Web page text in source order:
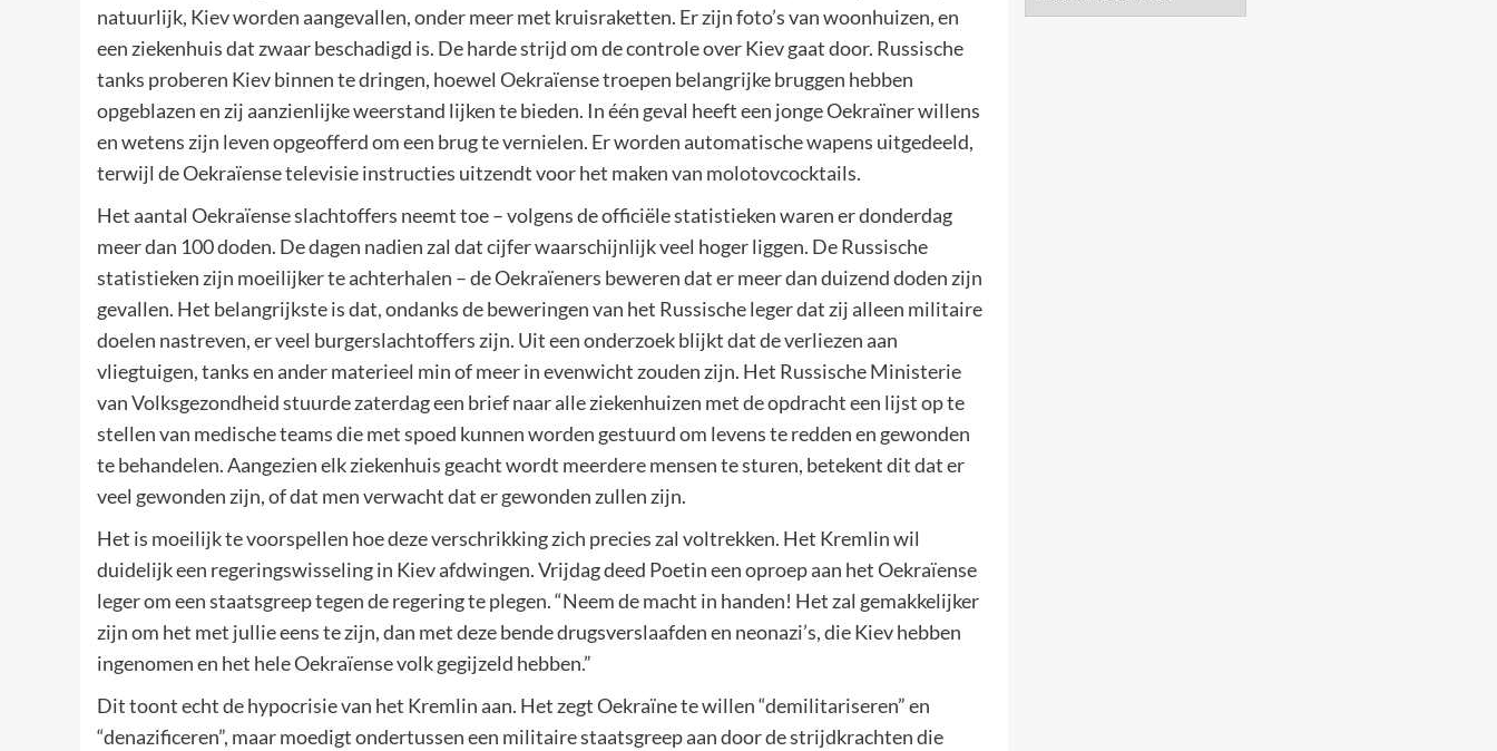
natuurlijk, Kiev worden aangevallen, onder meer met kruisraketten. Er zijn foto’s van woonhuizen, en
een ziekenhuis dat zwaar beschadigd is. De harde strijd om de controle over Kiev gaat door. Russische
tanks proberen Kiev binnen te dringen, hoewel Oekraïense troepen belangrijke bruggen hebben
opgeblazen en zij aanzienlijke weerstand lijken te bieden. In één geval heeft een jonge Oekraïner willens
en wetens zijn leven opgeofferd om een brug te vernielen. Er worden automatische wapens uitgedeeld,
terwijl de Oekraïense televisie instructies uitzendt voor het maken van molotovcocktails.
Het aantal Oekraïense slachtoffers neemt toe – volgens de officiële statistieken waren er donderdag
meer dan 100 doden. De dagen nadien zal dat cijfer waarschijnlijk veel hoger liggen. De Russische
statistieken zijn moeilijker te achterhalen – de Oekraïeners beweren dat er meer dan duizend doden zijn
gevallen. Het belangrijkste is dat, ondanks de beweringen van het Russische leger dat zij alleen militaire
doelen nastreven, er veel burgerslachtoffers zijn. Uit een onderzoek blijkt dat de verliezen aan
vliegtuigen, tanks en ander materieel min of meer in evenwicht zouden zijn. Het Russische Ministerie
van Volksgezondheid stuurde zaterdag een brief naar alle ziekenhuizen met de opdracht een lijst op te
stellen van medische teams die met spoed kunnen worden gestuurd om levens te redden en gewonden
te behandelen. Aangezien elk ziekenhuis geacht wordt meerdere mensen te sturen, betekent dit dat er
veel gewonden zijn, of dat men verwacht dat er gewonden zullen zijn.
Het is moeilijk te voorspellen hoe deze verschrikking zich precies zal voltrekken. Het Kremlin wil
duidelijk een regeringswisseling in Kiev afdwingen. Vrijdag deed Poetin een oproep aan het Oekraïense
leger om een staatsgreep tegen de regering te plegen. “Neem de macht in handen! Het zal gemakkelijker
zijn om het met jullie eens te zijn, dan met deze bende drugsverslaafden en neonazi’s, die Kiev hebben
ingenomen en het hele Oekraïense volk gegijzeld hebben.”
Dit toont echt de hypocrisie van het Kremlin aan. Het zegt Oekraïne te willen “demilitariseren” en
“denazificeren”, maar moedigt ondertussen een militaire staatsgreep aan door de strijdkrachten die